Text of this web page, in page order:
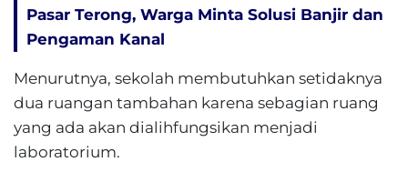
Pasar Terong, Warga Minta Solusi Banjir dan
Pengaman Kanal
Menurutnya, sekolah membutuhkan setidaknya
dua ruangan tambahan karena sebagian ruang
yang ada akan dialihfungsikan menjadi
laboratorium.